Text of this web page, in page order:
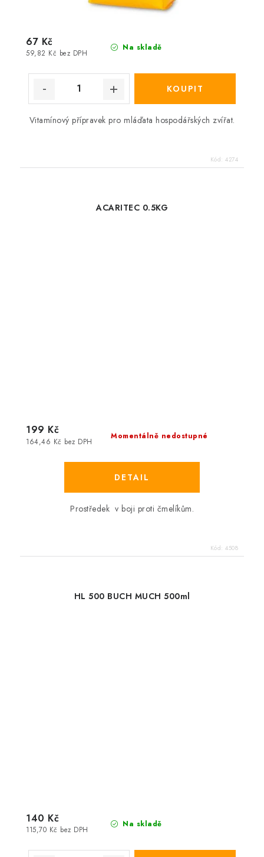
Na skladě
59,82 Kč bez DPH
67 Kč
Vitamínový přípravek pro mláďata hospodářských zvířat.
Kód: 4274
ACARITEC 0.5KG
Momentálně nedostupné
164,46 Kč bez DPH
199 Kč
Prostředek v boji proti čmelíkům.
Kód: 4508
HL 500 BUCH MUCH 500ml
Na skladě
115,70 Kč bez DPH
140 Kč